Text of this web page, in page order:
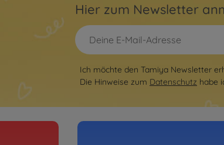
Hier zum Newsletter
Ich möchte den Tamiya Newsletter
Die Hinweise zum Datenschutz habe